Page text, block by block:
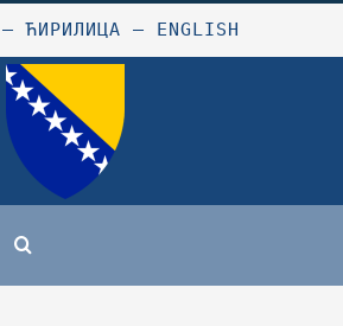
–ЋИРИЛИЦА – ENGLISH